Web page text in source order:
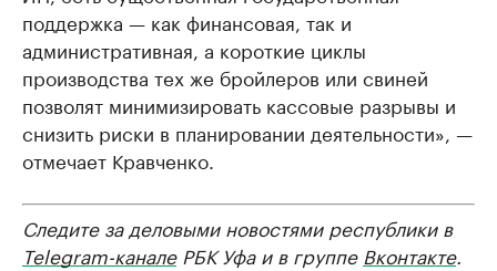
поддержка — как финансовая, так и
административная, а короткие циклы
производства тех же бройлеров или свиней
позволят минимизировать кассовые разрывы и
снизить риски в планировании деятельности», —
отмечает Кравченко.
Следите за деловыми новостями республики в
Telegram-каналеРБК Уфа и в группе Вконтакте.